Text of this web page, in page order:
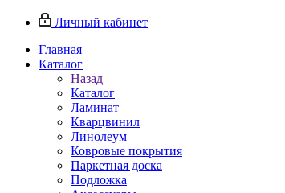
Личный кабинет
Главная
Каталог
Назад
Каталог
Ламинат
Кварцвинил
Линолеум
Ковровые покрытия
Паркетная доска
Подложка